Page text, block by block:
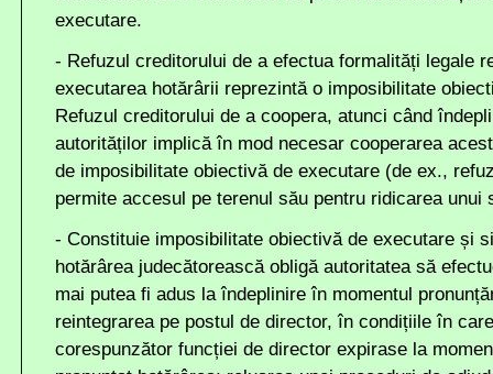
executare.
- Refuzul creditorului de a efectua formalități legale
executarea hotărârii reprezintă o imposibilitate
Refuzul creditorului de a coopera, atunci când
autorităților implică în mod necesar cooperarea
de imposibilitate obiectivă de executare (de ex.,
permite accesul pe terenul său pentru ridicarea unui
- Constituie imposibilitate obiectivă de executare și
hotărârea judecătorească obligă autoritatea să
mai putea fi adus la îndeplinire în momentul
reintegrarea pe postul de director, în condițiile în
corespunzător funcției de director expirase la